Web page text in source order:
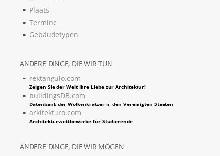
Plaats
Termine
Gebäudetypen
ANDERE DINGE, DIE WIR TUN
rektangulo.com
Zeigen Sie der Welt Ihre Liebe zur Architektur!
buildingsDB.com
Datenbank der Wolkenkratzer in den Vereinigten Staaten
arkitekturo.com
Architekturwettbewerbe für Studierende
ANDERE DINGE, DIE WIR MÖGEN